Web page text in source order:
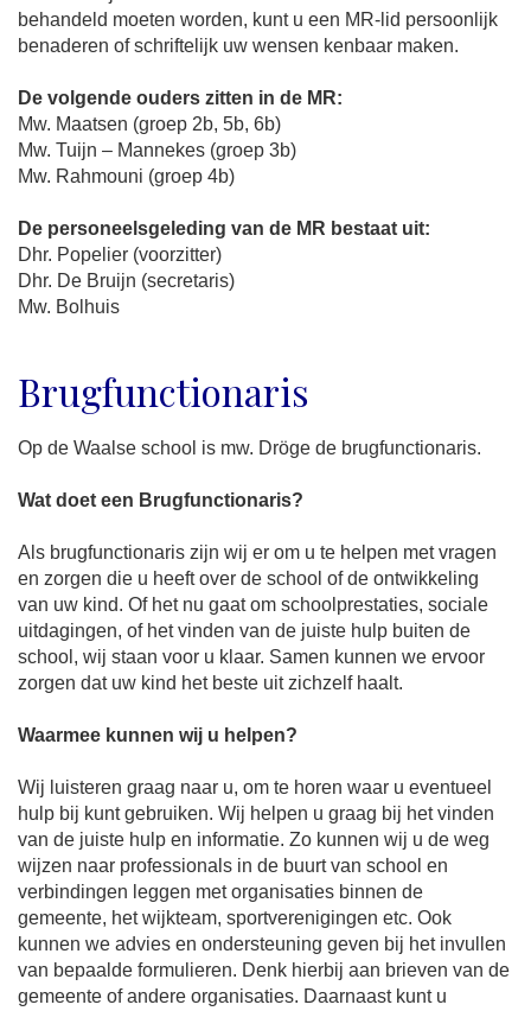
behandeld moeten worden, kunt u een MR-lid persoonlijk
benaderen of schriftelijk uw wensen kenbaar maken.
De volgende ouders zitten in de MR:
Mw. Maatsen (groep 2b, 5b, 6b)
Mw. Tuijn – Mannekes (groep 3b)
Mw. Rahmouni (groep 4b)
De personeelsgeleding van de MR bestaat uit:
Dhr. Popelier (voorzitter)
Dhr. De Bruijn (secretaris)
Mw. Bolhuis
Brugfunctionaris
Op de Waalse school is mw. Dröge de brugfunctionaris.
Wat doet een Brugfunctionaris?
Als brugfunctionaris zijn wij er om u te helpen met vragen
en zorgen die u heeft over de school of de ontwikkeling
van uw kind. Of het nu gaat om schoolprestaties, sociale
uitdagingen, of het vinden van de juiste hulp buiten de
school, wij staan voor u klaar. Samen kunnen we ervoor
zorgen dat uw kind het beste uit zichzelf haalt.
Waarmee kunnen wij u helpen?
Wij luisteren graag naar u, om te horen waar u eventueel
hulp bij kunt gebruiken. Wij helpen u graag bij het vinden
van de juiste hulp en informatie. Zo kunnen wij u de weg
wijzen naar professionals in de buurt van school en
verbindingen leggen met organisaties binnen de
gemeente, het wijkteam, sportverenigingen etc. Ook
kunnen we advies en ondersteuning geven bij het invullen
van bepaalde formulieren. Denk hierbij aan brieven van de
gemeente of andere organisaties. Daarnaast kunt u